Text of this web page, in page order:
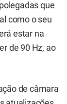
que
como o seu
estar na
de 90 Hz, ao
de câmara